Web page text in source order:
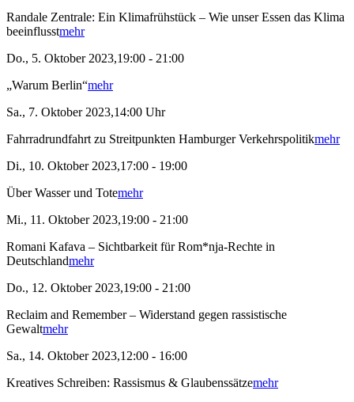
Randale Zentrale: Ein Klimafrühstück – Wie unser Essen das Klima
beeinflusstmehr
Do., 5. Oktober 2023,19:00 - 21:00
„Warum Berlin“mehr
Sa., 7. Oktober 2023,14:00 Uhr
Fahrradrundfahrt zu Streitpunkten Hamburger Verkehrspolitikmehr
Di., 10. Oktober 2023,17:00 - 19:00
Über Wasser und Totemehr
Mi., 11. Oktober 2023,19:00 - 21:00
Romani Kafava – Sichtbarkeit für Rom*nja-Rechte in
Deutschlandmehr
Do., 12. Oktober 2023,19:00 - 21:00
Reclaim and Remember – Widerstand gegen rassistische
Gewaltmehr
Sa., 14. Oktober 2023,12:00 - 16:00
Kreatives Schreiben: Rassismus & Glaubenssätzemehr